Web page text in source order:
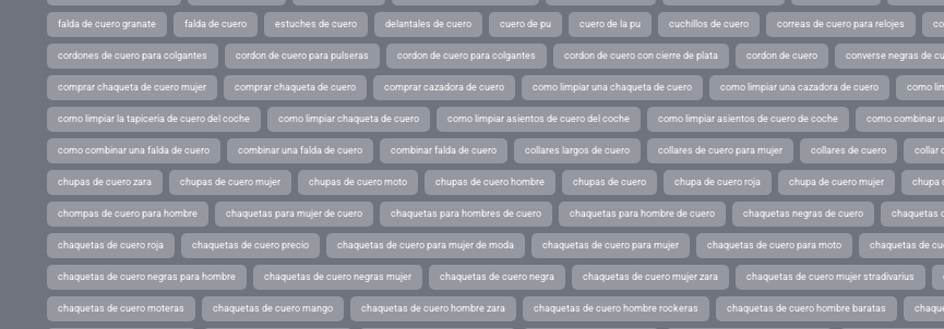
falda de cuero granate falda de cuero estuches de cuero delantales de cuero cuero de pu cuero de la pu cuchillos de cuero correas de cuero para relojes
cordones de cuero para colgantes cordon de cuero para pulseras cordon de cuero para colgantes cordon de cuero con cierre de plata cordon de cuero converse negras de
comprar chaqueta de cuero mujer comprar chaqueta de cuero comprar cazadora de cuero como limpiar una chaqueta de cuero como limpiar una cazadora de cuero como
como limpiar la tapiceria de cuero del coche como limpiar chaqueta de cuero como limpiar asientos de cuero del coche como limpiar asientos de cuero de coche como combinar
como combinar una falda de cuero combinar una falda de cuero combinar falda de cuero collares largos de cuero collares de cuero para mujer collares de cuero collar
chupas de cuero zara chupas de cuero mujer chupas de cuero moto chupas de cuero hombre chupas de cuero chupa de cuero roja chupa de cuero mujer chupa
chompas de cuero para hombre chaquetas para mujer de cuero chaquetas para hombres de cuero chaquetas para hombre de cuero chaquetas negras de cuero chaquetas
chaquetas de cuero roja chaquetas de cuero precio chaquetas de cuero para mujer de moda chaquetas de cuero para mujer chaquetas de cuero para moto chaquetas de
chaquetas de cuero negras para hombre chaquetas de cuero negras mujer chaquetas de cuero negra chaquetas de cuero mujer zara chaquetas de cuero mujer stradivarius
chaquetas de cuero moteras chaquetas de cuero mango chaquetas de cuero hombre zara chaquetas de cuero hombre rockeras chaquetas de cuero hombre baratas